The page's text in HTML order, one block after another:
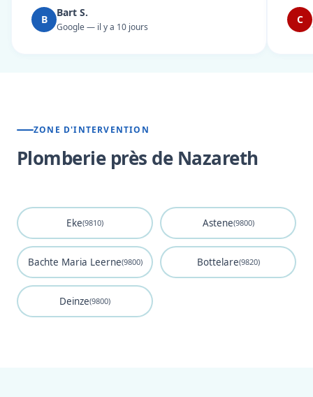
B
Bart S.
Google — il y a 10 jours
C
ZONE D'INTERVENTION
Plomberie près de Nazareth
Eke(9810) Astene(9800)
Bachte Maria Leerne(9800) Bottelare(9820)
Deinze(9800)